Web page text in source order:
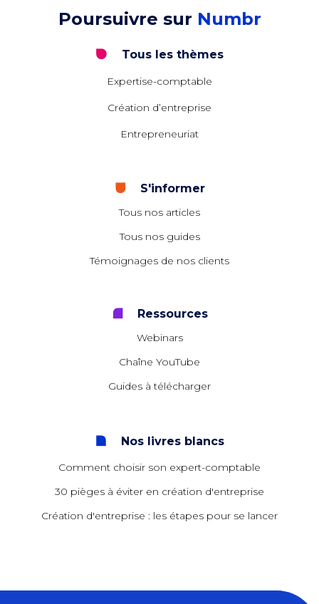
Poursuivre sur Numbr
Tous les thèmes
Expertise-comptable
Création d’entreprise
Entrepreneuriat
S'informer
Tous nos articles
Tous nos guides
Témoignages de nos clients
Ressources
Webinars
Chaîne YouTube
Guides à télécharger
Nos livres blancs
Comment choisir son expert-comptable
30 pièges à éviter en création d'entreprise
Création d'entreprise : les étapes pour se lancer